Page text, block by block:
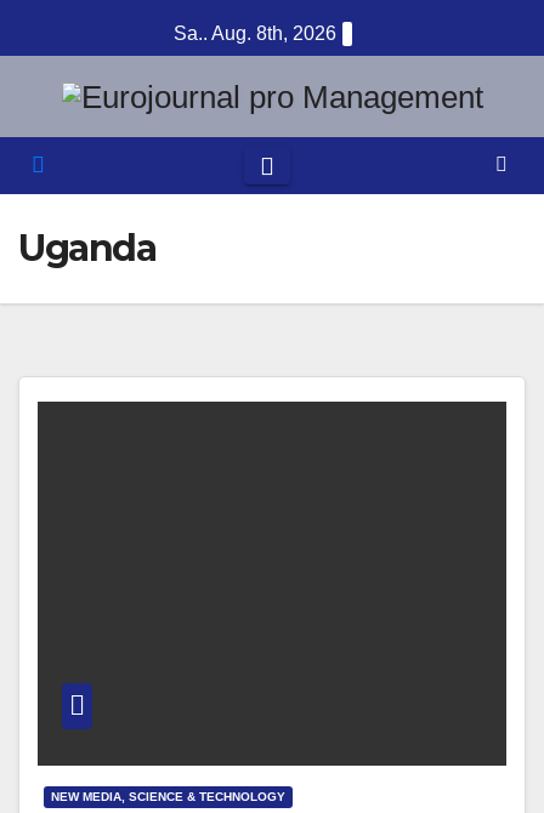
Inhalt
springen
Sa.. Aug. 8th, 2026
Uganda
NEW MEDIA, SCIENCE & TECHNOLOGY